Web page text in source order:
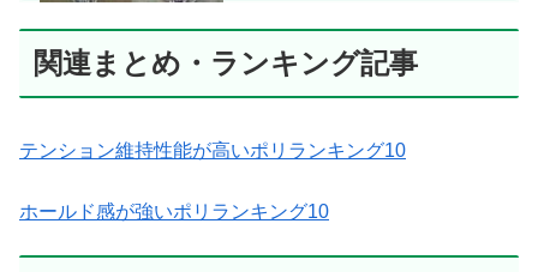
関連まとめ・ランキング記事
テンション維持性能が高いポリランキング10
ホールド感が強いポリランキング10